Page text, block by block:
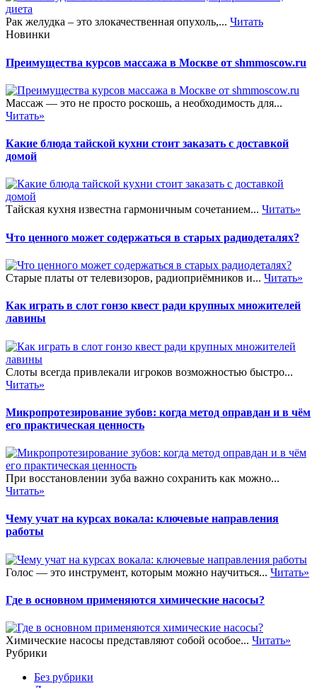
Рак желудка – это злокачественная опухоль,... Читать
Новинки
Преимущества курсов массажа в Москве от shmmoscow.ru
Массаж — это не просто роскошь, а необходимость для...
Читать»
Какие блюда тайской кухни стоит заказать с доставкой
домой
Тайская кухня известна гармоничным сочетанием... Читать»
Что ценного может содержаться в старых радиодеталях?
Старые платы от телевизоров, радиоприёмников и... Читать»
Как играть в слот гонзо квест ради крупных множителей
лавины
Слоты всегда привлекали игроков возможностью быстро...
Читать»
Микропротезирование зубов: когда метод оправдан и в чём
его практическая ценность
При восстановлении зуба важно сохранить как можно...
Читать»
Чему учат на курсах вокала: ключевые направления
работы
Голос — это инструмент, которым можно научиться... Читать»
Где в основном применяются химические насосы?
Химические насосы представляют собой особое... Читать»
Рубрики
Без рубрики